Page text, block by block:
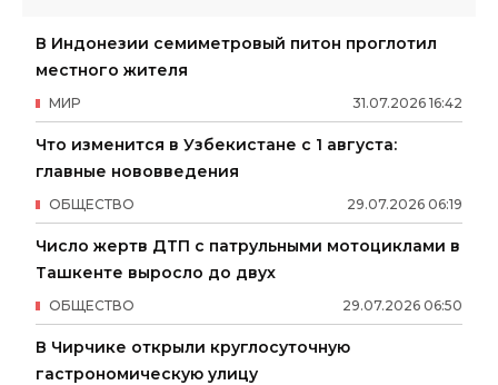
В Индонезии семиметровый питон проглотил
местного жителя
31.07.2026 16:42
МИР
Что изменится в Узбекистане с 1 августа:
главные нововведения
29.07.2026 06:19
ОБЩЕСТВО
Число жертв ДТП с патрульными мотоциклами в
Ташкенте выросло до двух
29.07.2026 06:50
ОБЩЕСТВО
В Чирчике открыли круглосуточную
гастрономическую улицу